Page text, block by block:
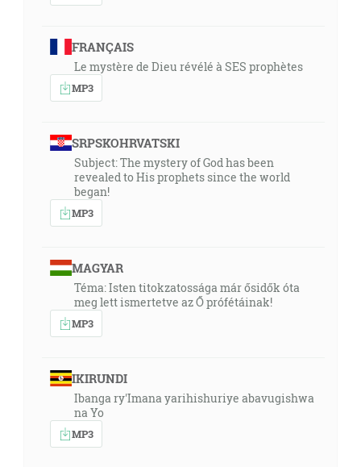
FRANÇAIS
Le mystère de Dieu révélé à SES prophètes
MP3
SRPSKOHRVATSKI
Subject: The mystery of God has been
revealed to His prophets since the world
began!
MP3
MAGYAR
Téma: Isten titokzatossága már ősidők óta
meg lett ismertetve az Ő prófétáinak!
MP3
IKIRUNDI
Ibanga ry'Imana yarihishuriye abavugishwa
na Yo
MP3